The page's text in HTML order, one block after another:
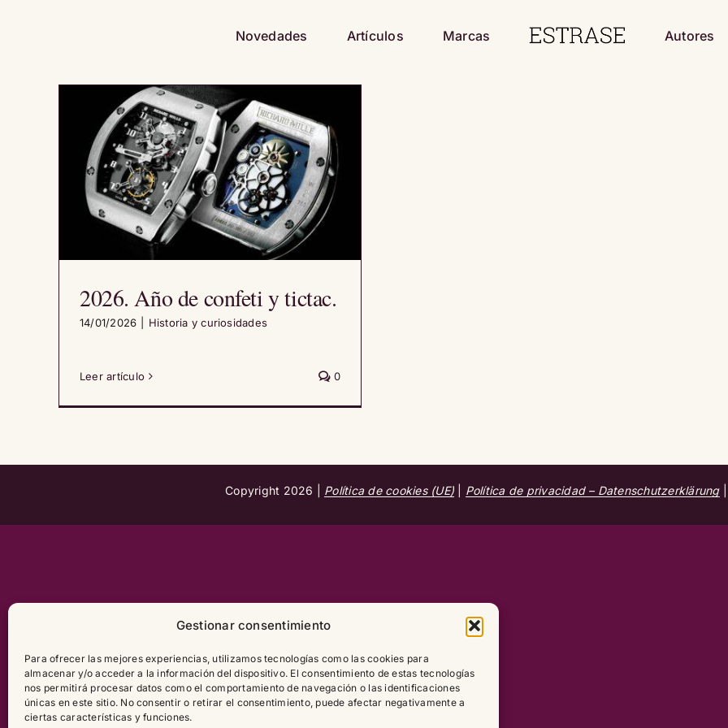
Gestionar consentimiento
Para ofrecer las mejores experiencias, utilizamos tecnologías como las cookies para
almacenar y/o acceder a la información del dispositivo. El consentimiento de estas tecnologías
nos permitirá procesar datos como el comportamiento de navegación o las identificaciones
únicas en este sitio. No consentir o retirar el consentimiento, puede afectar negativamente a
ciertas características y funciones.
Novedades Artículos Marcas Autores
2026. Año de confeti y tictac.
14/01/2026 Historia y curiosidades
Leer artículo 0
Copyright 2026 | Política de cookies (UE) Política de privacidad – Datenschutzerklärung|